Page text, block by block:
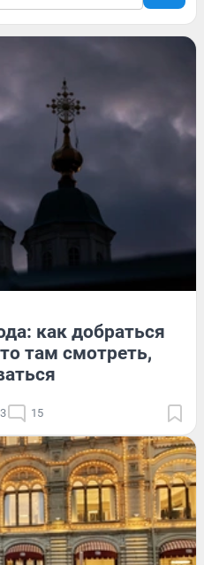
как добраться
там смотреть,
15